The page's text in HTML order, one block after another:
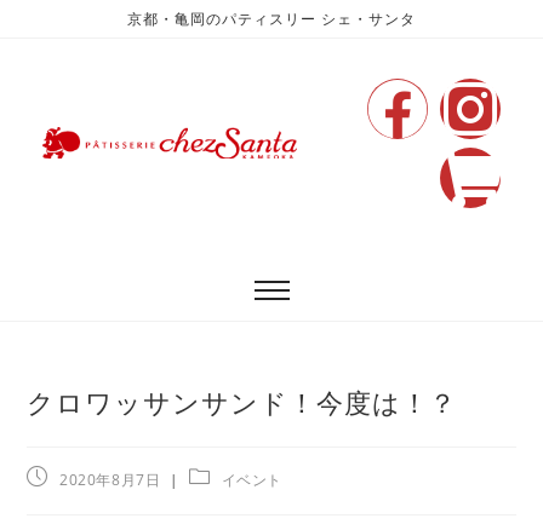
京都・亀岡のパティスリー シェ・サンタ
クロワッサンサンド！今度は！？
2020年8月7日 イベント